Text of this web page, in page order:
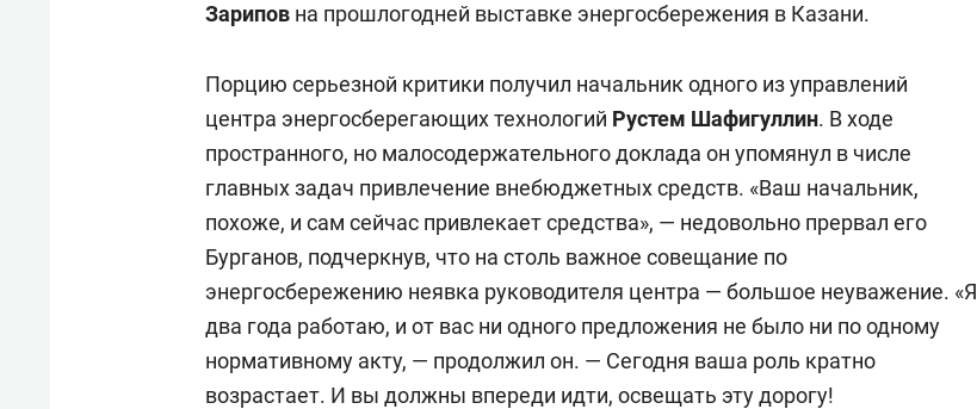
Зарипов на прошлогодней выставке энергосбережения в Казани.
Порцию серьезной критики получил начальник одного из управлений
центра энергосберегающих технологий Рустем Шафигуллин. В ходе
пространного, но малосодержательного доклада он упомянул в числе
главных задач привлечение внебюджетных средств. «Ваш начальник,
похоже, и сам сейчас привлекает средства», — недовольно прервал его
Бурганов, подчеркнув, что на столь важное совещание по
энергосбережению неявка руководителя центра — большое неуважение. «Я
два года работаю, и от вас ни одного предложения не было ни по одному
нормативному акту, — продолжил он. — Сегодня ваша роль кратно
возрастает. И вы должны впереди идти, освещать эту дорогу!